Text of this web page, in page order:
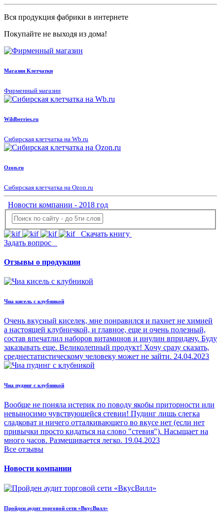
Вся продукция фабрики в интернете
Покупайте не выходя из дома!
Магазин Клетчатки
Фирменный магазин
Wildberries.ru
Сибирская клетчатка на Wb.ru
Ozon.ru
Сибирская клетчатка на Ozon.ru
Новости компании - 2018 год
Скачать книгу
Задать вопрос
Отзывы о продукции
Чиа кисель с клубникой
Очень вкусный киселек, мне понравился и пахнет не химией
а настоящей клубничкой, и главное, еще и очень полезный,
состав впечатлил наборов витаминов и инулин впридачу. Буду
заказывать еще. Великолепный продукт! Хочу сразу сказать,
среднестатистическому человеку может не зайти. 24.04.2023
Чиа пудинг с клубникой
Вообще не поняла истерик по поводу якобы приторности или
невыносимо чувствующейся стевии! Пудинг лишь слегка
сладковат и ничего отталкивающего во вкусе нет (если нет
привычки просто кидаться на слово "стевия"). Насыщает на
много часов. Размешивается легко. 19.04.2023
Все отзывы
Новости компании
Пройден аудит торговой сети «ВкусВилл»